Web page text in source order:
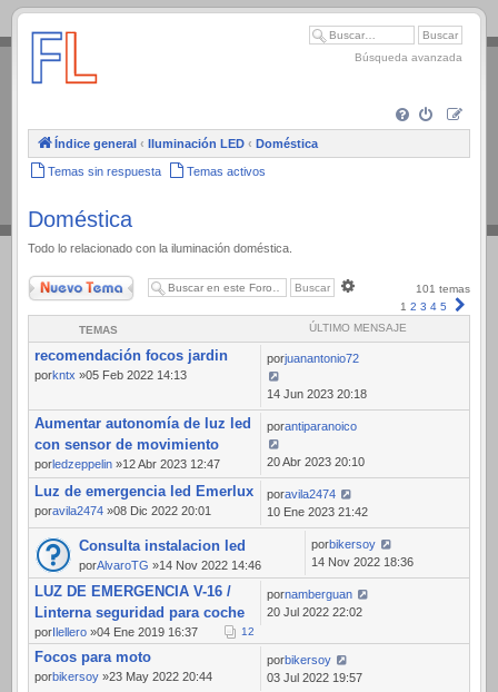
.
Búsqueda avanzada
Índice general ‹ Iluminación LED ‹ Doméstica
Temas sin respuesta Temas activos
Doméstica
Todo lo relacionado con la iluminación doméstica.
Nuevo Tema
avanzada
101 temas
1 2 3 4 5
TEMAS ÚLTIMO MENSAJE
recomendación focos jardin
porkntx »05 Feb 2022 14:13
porjuanantonio72
14 Jun 2023 20:18
Aumentar autonomía de luz led
con sensor de movimiento
porledzeppelin »12 Abr 2023 12:47
porantiparanoico
20 Abr 2023 20:10
Luz de emergencia led Emerlux
poravila2474 »08 Dic 2022 20:01
poravila2474
10 Ene 2023 21:42
Consulta instalacion led
porAlvaroTG »14 Nov 2022 14:46
porbikersoy
14 Nov 2022 18:36
LUZ DE EMERGENCIA V-16 /
Linterna seguridad para coche
porIlellero »04 Ene 2019 16:37 12
pornamberguan
20 Jul 2022 22:02
Focos para moto
porbikersoy »23 May 2022 20:44
porbikersoy
03 Jul 2022 19:57